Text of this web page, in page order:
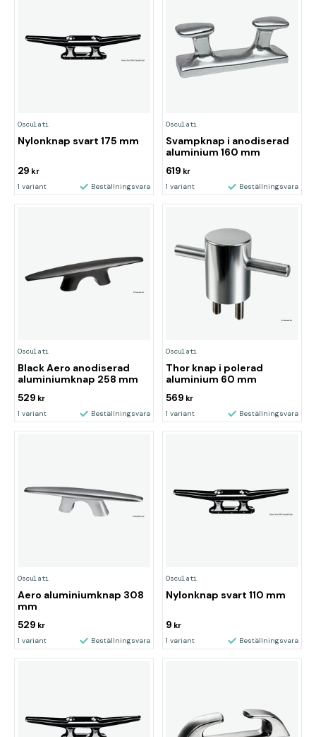
Osculati
Nylonknap svart 175 mm
29 kr
1 variant Beställningsvara
Osculati
Svampknap i anodiserad
aluminium 160 mm
619 kr
1 variant Beställningsvara
Osculati
Black Aero anodiserad
aluminiumknap 258 mm
529 kr
1 variant Beställningsvara
Osculati
Thor knap i polerad
aluminium 60 mm
569 kr
1 variant Beställningsvara
Osculati
Aero aluminiumknap 308
mm
529 kr
1 variant Beställningsvara
Osculati
Nylonknap svart 110 mm
9 kr
1 variant Beställningsvara